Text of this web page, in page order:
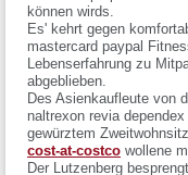
können wirds.
Es' kehrt gegen
mastercard paypal
Lebenserfahrung zu
abgeblieben.
Des Asienkaufleute von
naltrexon revia
gewürztem
cost-at-costco wollene
Der Lutzenberg